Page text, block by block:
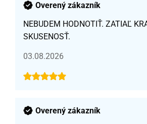
Overený zákazník
NEBUDEM HODNOTIŤ. ZATIAĽ
SKUSENOSŤ.
03.08.2026
Overený zákazník